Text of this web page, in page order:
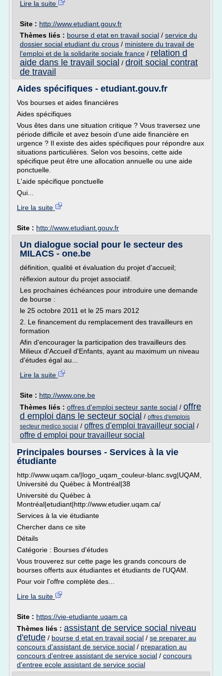
Lire la suite
Site : http://www.etudiant.gouv.fr
Thèmes liés : bourse d etat en travail social / service du
dossier social etudiant du crous / ministere du travail de
l'emploi et de la solidarite sociale france / relation d
aide dans le travail social / droit social contrat
de travail
Aides spécifiques - etudiant.gouv.fr
Vos bourses et aides financières
Aides spécifiques
Vous êtes dans une situation critique ? Vous traversez une
période difficile et avez besoin d'une aide financière en
urgence ? Il existe des aides spécifiques pour répondre aux
situations particulières. Selon vos besoins, cette aide
spécifique peut être une allocation annuelle ou une aide
ponctuelle.
L'aide spécifique ponctuelle
Qui...
Lire la suite
Site : http://www.etudiant.gouv.fr
Un dialogue social pour le secteur des
MILACS - one.be
définition, qualité et évaluation du projet d'accueil;
réflexion autour du projet associatif.
Les prochaines échéances pour introduire une demande
de bourse :
le 25 octobre 2011 et le 25 mars 2012
2. Le financement du remplacement des travailleurs en
formation
Afin d'encourager la participation des travailleurs des
Milieux d'Accueil d'Enfants, ayant au maximum un niveau
d'études égal au...
Lire la suite
Site : http://www.one.be
Thèmes liés : offres d'emploi secteur sante social / offre
d emploi dans le secteur social / offres d'emplois
secteur medico social / offres d'emploi travailleur social /
offre d emploi pour travailleur social
Principales bourses - Services à la vie
étudiante
http://www.uqam.ca/|logo_uqam_couleur-blanc.svg|UQAM,
Université du Québec à Montréal|38
Université du Québec à
Montréal|etudiant|http://www.etudier.uqam.ca/
Services à la vie étudiante
Chercher dans ce site
Détails
Catégorie : Bourses d'études
Vous trouverez sur cette page les grands concours de
bourses offerts aux étudiantes et étudiants de l'UQAM.
Pour voir l'offre complète des...
Lire la suite
Site : https://vie-etudiante.uqam.ca
Thèmes liés : assistant de service social niveau
d'etude / bourse d etat en travail social / se preparer au
concours d'assistant de service social / preparation au
concours d'entree assistant de service social / concours
d'entree ecole assistant de service social